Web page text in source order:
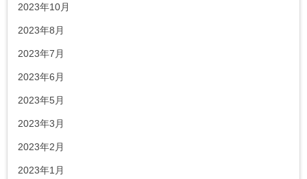
2023年10月
2023年8月
2023年7月
2023年6月
2023年5月
2023年3月
2023年2月
2023年1月